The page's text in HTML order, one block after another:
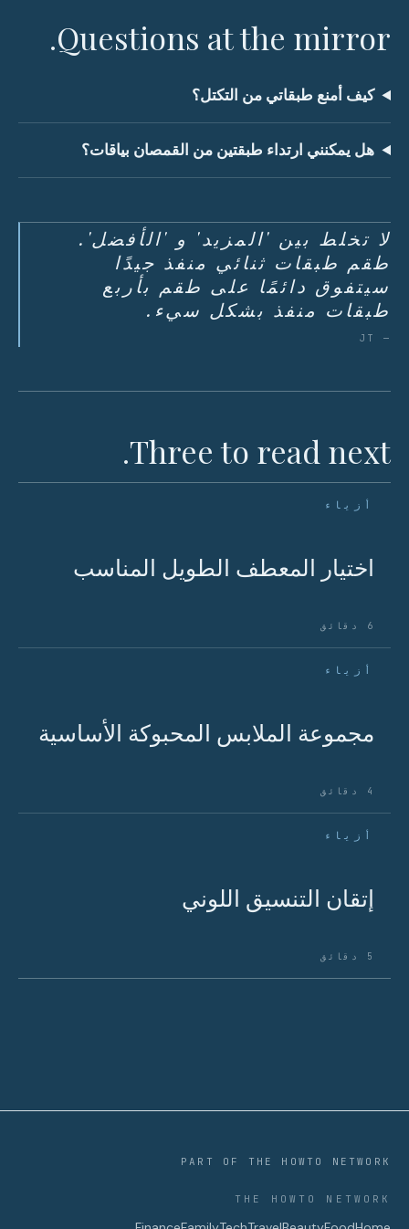
Questions at the mirror.
كيف أمنع طبقاتي من التكتل؟
هل يمكنني ارتداء طبقتين من القمصان بياقات؟
لا تخلط بين 'المزيد' و 'الأفضل'.
طقم طبقات ثنائي منفذ جيدًا
سيتفوق دائمًا على طقم بأربع
طبقات منفذ بشكل سيء.
— JT
Three to read next.
أزياء
اختيار المعطف الطويل المناسب
6 دقائق
أزياء
مجموعة الملابس المحبوكة الأساسية
4 دقائق
أزياء
إتقان التنسيق اللوني
5 دقائق
PART OF THE HOWTO NETWORK
THE HOWTO NETWORK